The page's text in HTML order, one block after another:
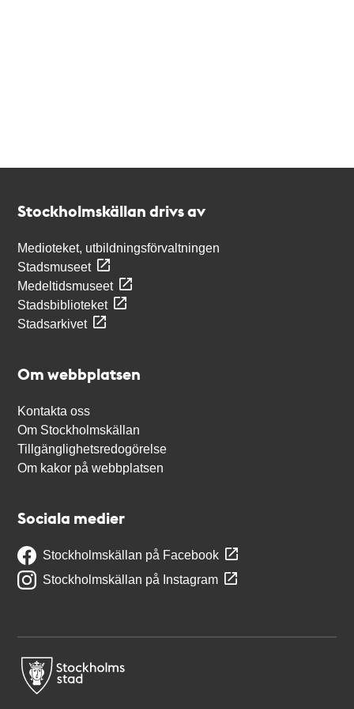
Stockholmskällan drivs av
Medioteket, utbildningsförvaltningen
Stadsmuseet
Medeltidsmuseet
Stadsbiblioteket
Stadsarkivet
Om webbplatsen
Kontakta oss
Om Stockholmskällan
Tillgänglighetsredogörelse
Om kakor på webbplatsen
Sociala medier
Stockholmskällan på Facebook
Stockholmskällan på Instagram